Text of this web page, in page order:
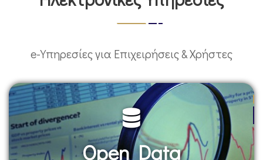
e-Υπηρεσίες για Επιχειρήσεις & Χρήστες